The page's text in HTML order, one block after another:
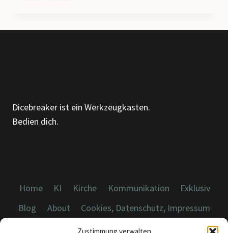
Dicebreaker ist ein Werkzeugkasten.
Bedien dich.
Home KI Kirche Kommunikation
Exklusiv
Blog
About Cookies, Datenschutz, Impressum